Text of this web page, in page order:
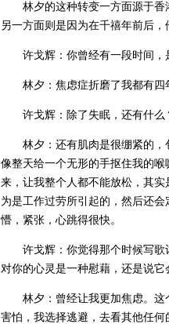
林夕的这种转变一方面源于香
另一方面则是因为在千禧年前后，
许戈辉：你曾经有一段时间，
林夕：焦虑症折磨了我都有四
许戈辉：除了失眠，还有什么
林夕：还有肌肉是很绷紧的
像整天给一个无形的手抠住我的
来，让我整个人都不能放松，其
为是工作过劳所引起的，然后还
懵，紧张，心跳得很快。
许戈辉：你觉得那个时候写歌
对你的心灵是一种慰藉，还是说它
林夕：曾经让我更加焦虑。
害怕，我选择逃避，去看其他任